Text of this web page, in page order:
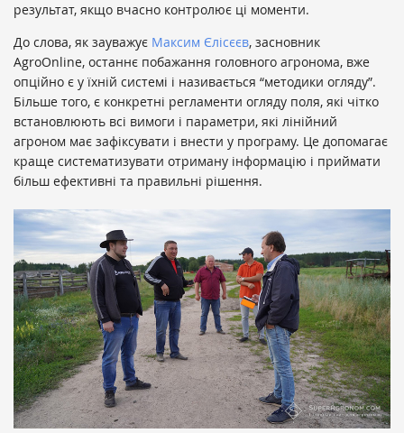
результат, якщо вчасно контролює ці моменти.
До слова, як зауважує Максим Єлісєєв, засновник
AgroOnline, останнє побажання головного агронома, вже
опційно є у їхній системі і називається “методики огляду”.
Більше того, є конкретні регламенти огляду поля, які чітко
встановлюють всі вимоги і параметри, які лінійний
агроном має зафіксувати і внести у програму. Це допомагає
краще систематизувати отриману інформацію і приймати
більш ефективні та правильні рішення.